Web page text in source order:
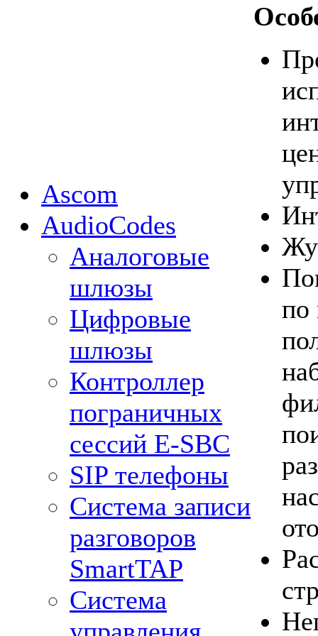
Ascom
AudioCodes
Аналоговые
шлюзы
Цифровые
шлюзы
Контроллер
пограничных
сессий Е-SBC
SIP телефоны
Система записи
разговоров
SmartTAP
Система
по